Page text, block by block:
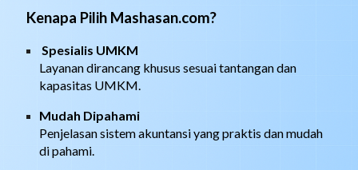
Kenapa Pilih Mashasan.com?
Spesialis UMKM
Layanan dirancang khusus sesuai tantangan dan
kapasitas UMKM.
Mudah Dipahami
Penjelasan sistem akuntansi yang praktis dan mudah
di pahami.